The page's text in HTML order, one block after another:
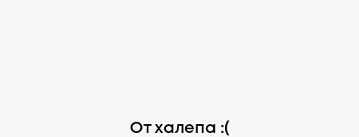
От халепа :(